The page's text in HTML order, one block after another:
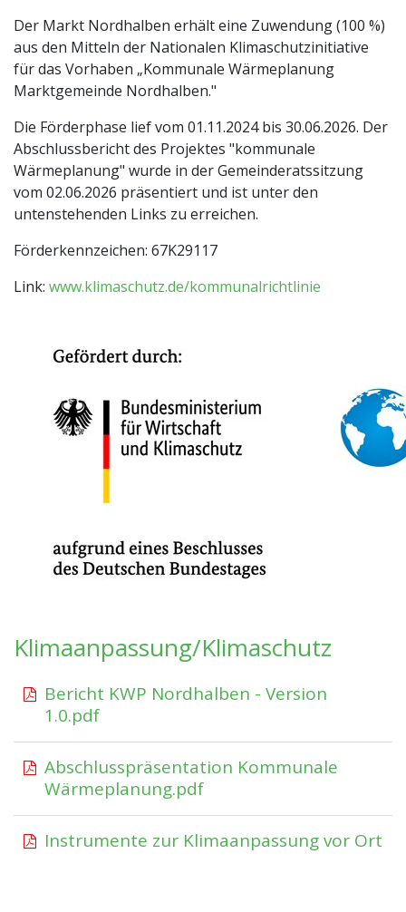
Der Markt Nordhalben erhält eine Zuwendung (100 %)
aus den Mitteln der Nationalen Klimaschutzinitiative
für das Vorhaben „Kommunale Wärmeplanung
Marktgemeinde Nordhalben."
Die Förderphase lief vom 01.11.2024 bis 30.06.2026. Der
Abschlussbericht des Projektes "kommunale
Wärmeplanung" wurde in der Gemeinderatssitzung
vom 02.06.2026 präsentiert und ist unter den
untenstehenden Links zu erreichen.
Förderkennzeichen: 67K29117
Link: www.klimaschutz.de/kommunalrichtlinie
Klimaanpassung/Klimaschutz
Bericht KWP Nordhalben - Version
1.0.pdf
Abschlusspräsentation Kommunale
Wärmeplanung.pdf
Instrumente zur Klimaanpassung vor Ort